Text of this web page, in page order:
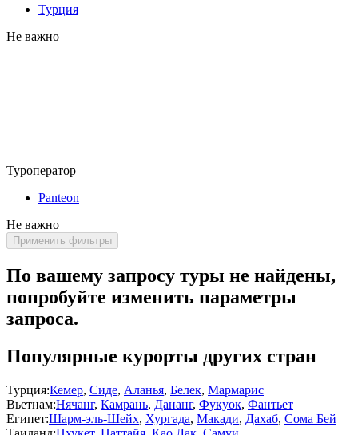
Турция
Не важно
Туроператор
Panteon
Не важно
Применить фильтры
По вашему запросу туры не найдены,
попробуйте изменить параметры
запроса.
Популярные курорты других стран
Турция:Кемер, Сиде, Аланья, Белек, Мармарис
Вьетнам:Нячанг, Камрань, Дананг, Фукуок, Фантьет
Египет:Шарм-эль-Шейх, Хургада, Макади, Дахаб, Сома Бей